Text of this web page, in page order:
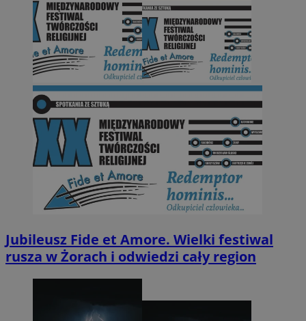
Jubileusz Fide et Amore. Wielki festiwal
rusza w Żorach i odwiedzi cały region